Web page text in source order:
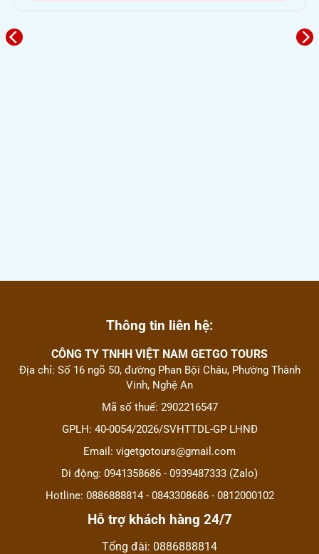
Thông tin liên hệ:
CÔNG TY TNHH VIỆT NAM GETGO TOURS
Địa chỉ: Số 16 ngõ 50, đường Phan Bội Châu, Phường Thành
Vinh, Nghệ An
Mã số thuế: 2902216547
GPLH: 40-0054/2026/SVHTTDL-GP LHNĐ
Email: vigetgotours@gmail.com
Di động: 0941358686 - 0939487333 (Zalo)
Hotline: 0886888814 - 0843308686 - 0812000102
Hỗ trợ khách hàng 24/7
Tổng đài: 0886888814